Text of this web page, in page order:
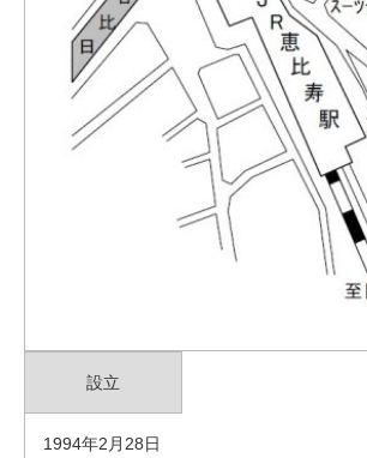
設立
1994年2月28日